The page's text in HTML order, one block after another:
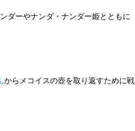
ダーやナンダ・ナンダー姫とともに
から メコイスの壺を取り返すために戦